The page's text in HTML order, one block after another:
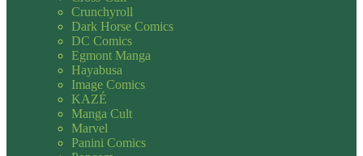
Crunchyroll
Dark Horse Comics
DC Comics
Egmont Manga
Hayabusa
Image Comics
KAZÉ
Manga Cult
Marvel
Panini Comics